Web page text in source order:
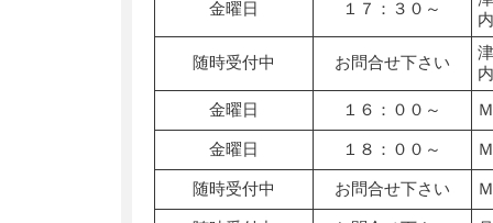
金曜日 １７：３０～
随時受付中 お問合せ下さい
金曜日
１６：００～
金曜日 １８：００～
随時受付中 お問合せ下さい